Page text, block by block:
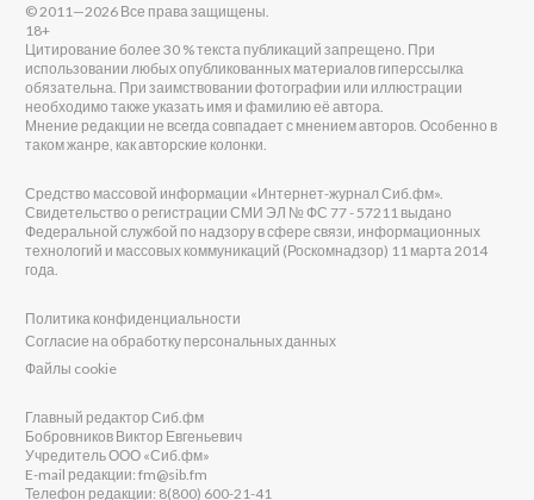
© 2011—2026 Все права защищены.
18+
Цитирование более 30 % текста публикаций запрещено. При
использовании любых опубликованных материалов гиперссылка
обязательна. При заимствовании фотографии или иллюстрации
необходимо также указать имя и фамилию её автора.
Мнение редакции не всегда совпадает с мнением авторов. Особенно в
таком жанре, как авторские колонки.
Средство массовой информации «Интернет-журнал Сиб.фм».
Свидетельство о регистрации СМИ ЭЛ № ФС 77 - 57211 выдано
Федеральной службой по надзору в сфере связи, информационных
технологий и массовых коммуникаций (Роскомнадзор) 11 марта 2014
года.
Политика конфиденциальности
Согласие на обработку персональных данных
Файлы cookie
Главный редактор Сиб.фм
Бобровников Виктор Евгеньевич
Учредитель ООО «Сиб.фм»
E-mail редакции: fm@sib.fm
Телефон редакции: 8(800) 600-21-41